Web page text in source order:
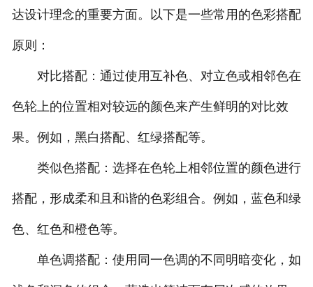
结业待遇
承接业务
历年荣誉
招聘信息
达设计理念的重要方面。以下是一些常用的色彩搭配
原则：
对比搭配：通过使用互补色、对立色或相邻色在
色轮上的位置相对较远的颜色来产生鲜明的对比效
果。例如，黑白搭配、红绿搭配等。
类似色搭配：选择在色轮上相邻位置的颜色进行
搭配，形成柔和且和谐的色彩组合。例如，蓝色和绿
色、红色和橙色等。
单色调搭配：使用同一色调的不同明暗变化，如